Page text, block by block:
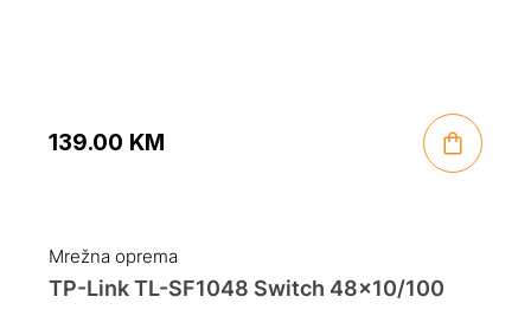
139.00 KM
Mrežna oprema
TP-Link TL-SF1048 Switch 48×10/100